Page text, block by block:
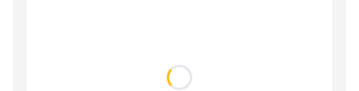
Loading...